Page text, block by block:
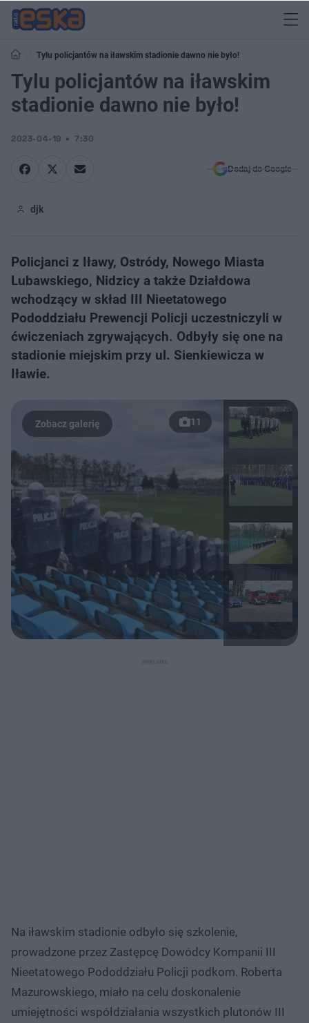
Tylu policjantów na iławskim stadionie dawno nie było!
Tylu policjantów na iławskim
stadionie dawno nie było!
2023-04-19 7:30
Dodaj do Google
djk
Policjanci z Iławy, Ostródy, Nowego Miasta
Lubawskiego, Nidzicy a także Działdowa
wchodzący w skład III Nieetatowego
Pododdziału Prewencji Policji uczestniczyli w
ćwiczeniach zgrywających. Odbyły się one na
stadionie miejskim przy ul. Sienkiewicza w
Iławie.
11
Na iławskim stadionie odbyło się szkolenie,
prowadzone przez Zastępcę Dowódcy Kompanii III
Nieetatowego Pododdziału Policji podkom. Roberta
Mazurowskiego, miało na celu doskonalenie
umiejętności współdziałania wszystkich plutonów III